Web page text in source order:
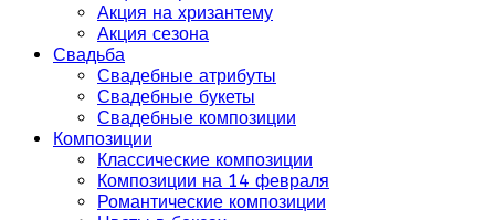
Акция на хризантему
Акция сезона
Свадьба
Свадебные атрибуты
Свадебные букеты
Свадебные композиции
Композиции
Классические композиции
Композиции на 14 февраля
Романтические композиции